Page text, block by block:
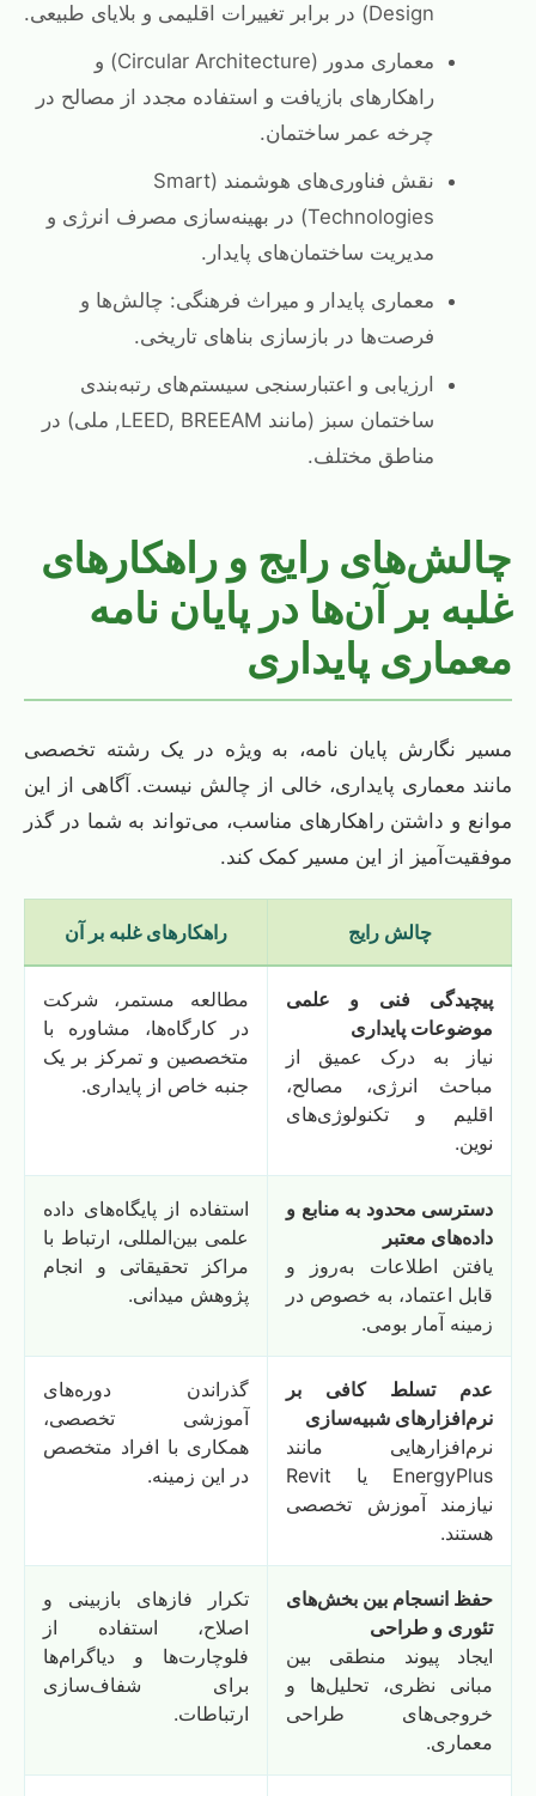
Design) در برابر تغییرات اقلیمی و بلایای طبیعی.
معماری مدور (Circular Architecture) و
راهکارهای بازیافت و استفاده مجدد از مصالح در
چرخه عمر ساختمان.
نقش فناوری‌های هوشمند (Smart
Technologies) در بهینه‌سازی مصرف انرژی و
مدیریت ساختمان‌های پایدار.
معماری پایدار و میراث فرهنگی: چالش‌ها و
فرصت‌ها در بازسازی بناهای تاریخی.
ارزیابی و اعتبارسنجی سیستم‌های رتبه‌بندی
ساختمان سبز (مانند LEED, BREEAM, ملی) در
مناطق مختلف.
چالش‌های رایج و راهکارهای
غلبه بر آن‌ها در پایان نامه
معماری پایداری
مسیر نگارش پایان نامه، به ویژه در یک رشته تخصصی
مانند معماری پایداری، خالی از چالش نیست. آگاهی از این
موانع و داشتن راهکارهای مناسب، می‌تواند به شما در گذر
موفقیت‌آمیز از این مسیر کمک کند.
چالش رایج راهکارهای غلبه بر آن
پیچیدگی فنی و علمی
موضوعات پایداری
نیاز به درک عمیق از
مباحث انرژی، مصالح،
اقلیم و تکنولوژی‌های
نوین.
مطالعه مستمر، شرکت
در کارگاه‌ها، مشاوره با
متخصصین و تمرکز بر یک
جنبه خاص از پایداری.
دسترسی محدود به منابع و
داده‌های معتبر
یافتن اطلاعات به‌روز و
قابل اعتماد، به خصوص در
زمینه آمار بومی.
استفاده از پایگاه‌های داده
علمی بین‌المللی، ارتباط با
مراکز تحقیقاتی و انجام
پژوهش میدانی.
عدم تسلط کافی بر
نرم‌افزارهای شبیه‌سازی
نرم‌افزارهایی مانند
EnergyPlus یا Revit
نیازمند آموزش تخصصی
هستند.
گذراندن دوره‌های
آموزشی تخصصی،
همکاری با افراد متخصص
در این زمینه.
حفظ انسجام بین بخش‌های
تئوری و طراحی
ایجاد پیوند منطقی بین
مبانی نظری، تحلیل‌ها و
خروجی‌های طراحی
معماری.
تکرار فازهای بازبینی و
اصلاح، استفاده از
فلوچارت‌ها و دیاگرام‌ها
برای شفاف‌سازی
ارتباطات.